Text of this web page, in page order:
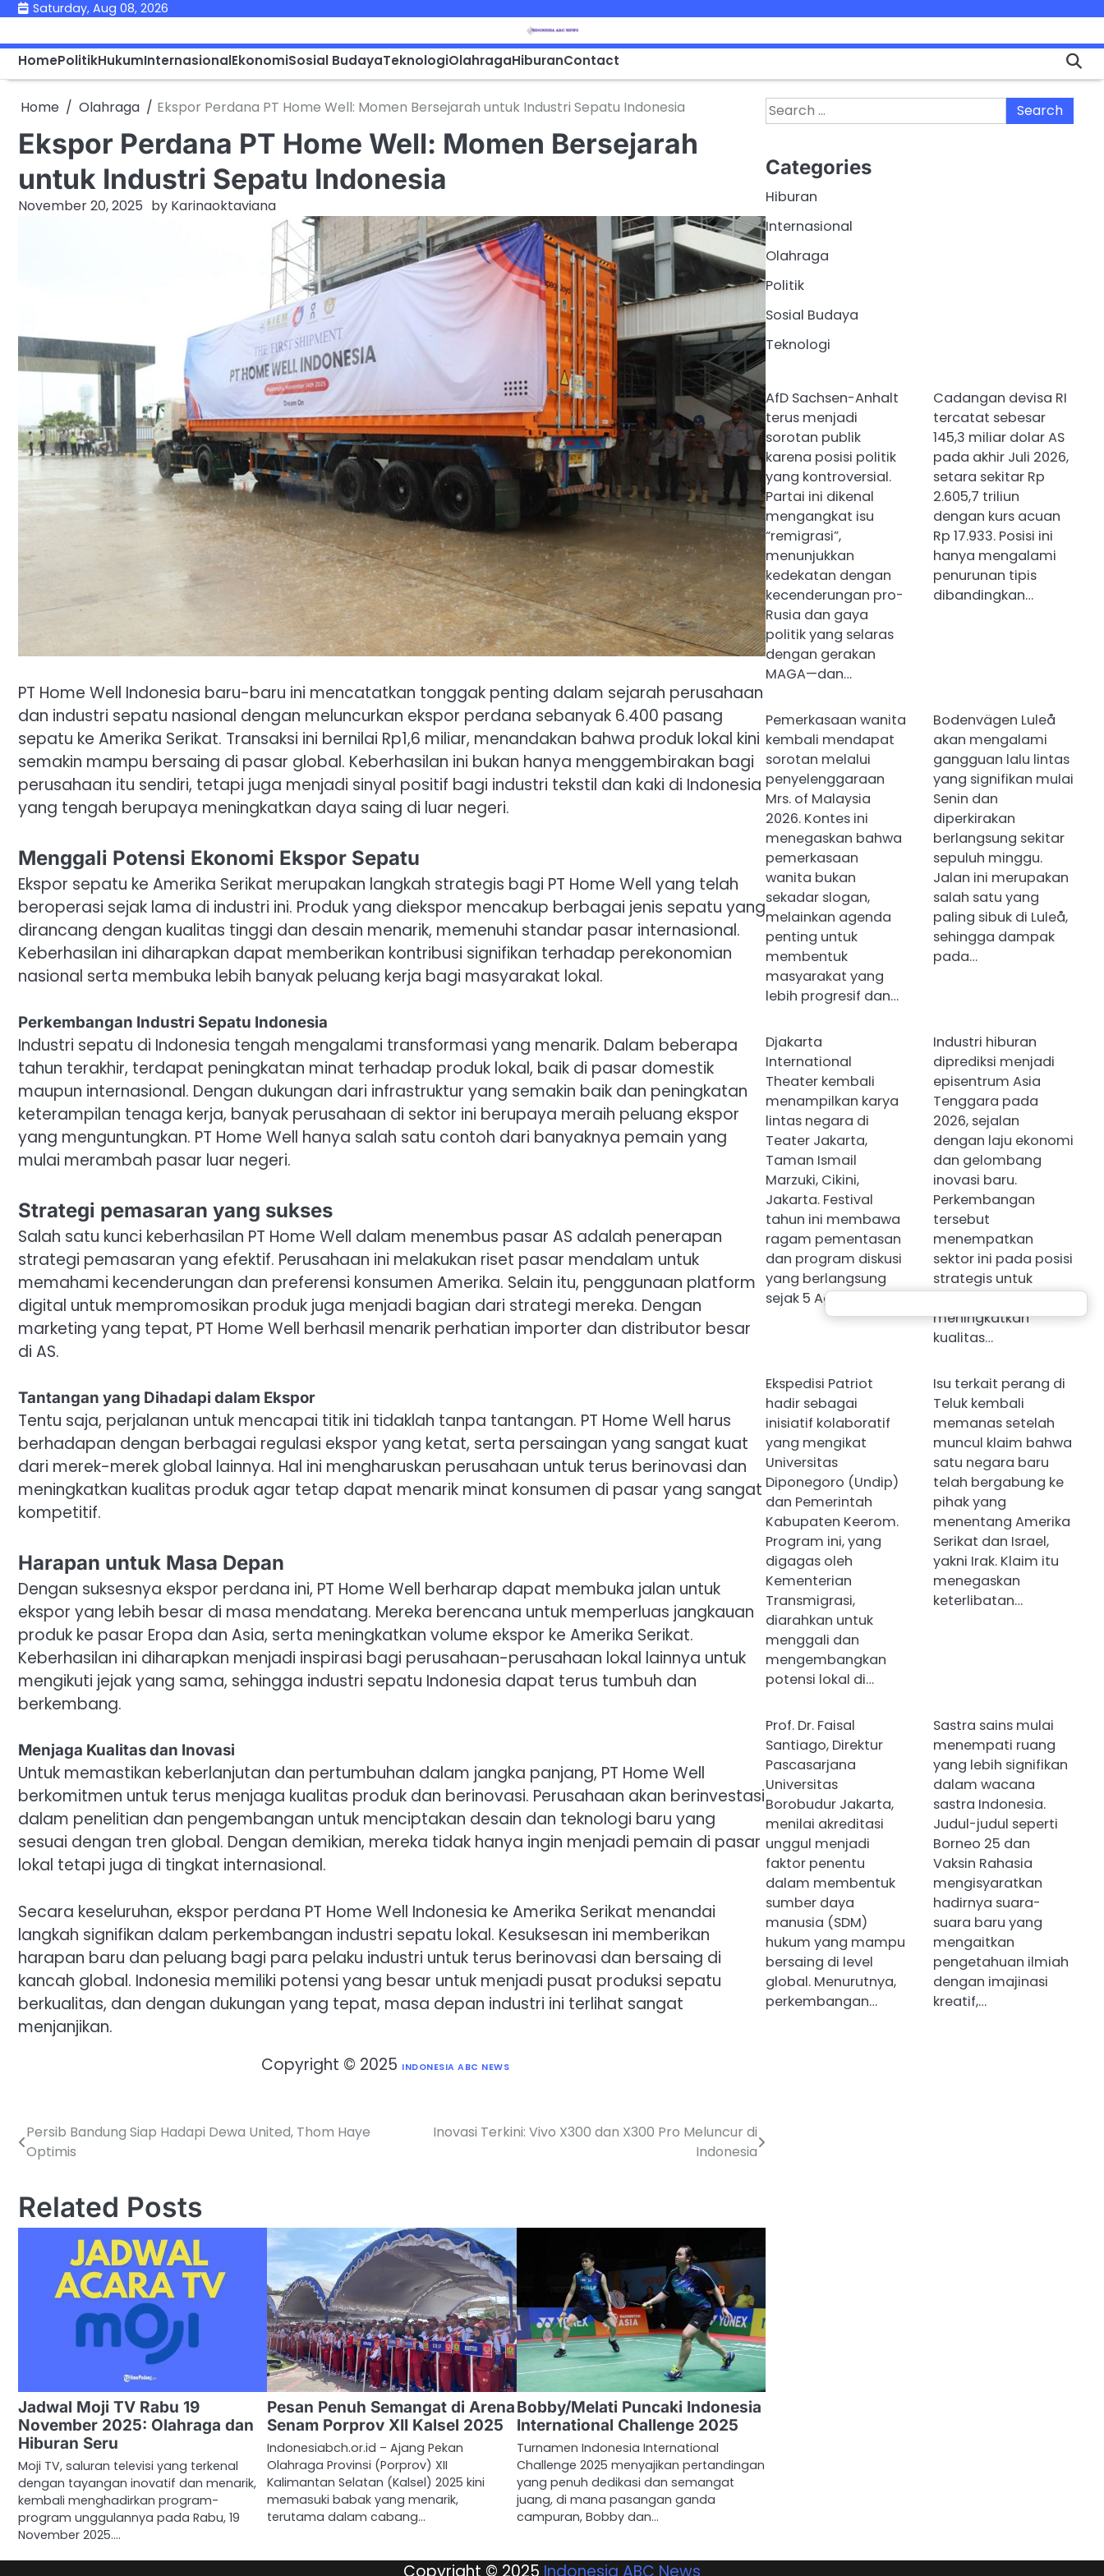
Skip
content
Saturday, Aug 08, 2026
HomePolitikHukumInternasionalEkonomiSosial BudayaTeknologiOlahragaHiburanContact
Home Olahraga Ekspor Perdana PT Home Well: Momen Bersejarah untuk Industri Sepatu Indonesia
Ekspor Perdana PT Home Well: Momen Bersejarah
untuk Industri Sepatu Indonesia
November 20, 2025 by Karinaoktaviana
PT Home Well Indonesia baru-baru ini mencatatkan tonggak penting dalam sejarah perusahaan
dan industri sepatu nasional dengan meluncurkan ekspor perdana sebanyak 6.400 pasang
sepatu ke Amerika Serikat. Transaksi ini bernilai Rp1,6 miliar, menandakan bahwa produk lokal kini
semakin mampu bersaing di pasar global. Keberhasilan ini bukan hanya menggembirakan bagi
perusahaan itu sendiri, tetapi juga menjadi sinyal positif bagi industri tekstil dan kaki di Indonesia
yang tengah berupaya meningkatkan daya saing di luar negeri.
Menggali Potensi Ekonomi Ekspor Sepatu
Ekspor sepatu ke Amerika Serikat merupakan langkah strategis bagi PT Home Well yang telah
beroperasi sejak lama di industri ini. Produk yang diekspor mencakup berbagai jenis sepatu yang
dirancang dengan kualitas tinggi dan desain menarik, memenuhi standar pasar internasional.
Keberhasilan ini diharapkan dapat memberikan kontribusi signifikan terhadap perekonomian
nasional serta membuka lebih banyak peluang kerja bagi masyarakat lokal.
Perkembangan Industri Sepatu Indonesia
Industri sepatu di Indonesia tengah mengalami transformasi yang menarik. Dalam beberapa
tahun terakhir, terdapat peningkatan minat terhadap produk lokal, baik di pasar domestik
maupun internasional. Dengan dukungan dari infrastruktur yang semakin baik dan peningkatan
keterampilan tenaga kerja, banyak perusahaan di sektor ini berupaya meraih peluang ekspor
yang menguntungkan. PT Home Well hanya salah satu contoh dari banyaknya pemain yang
mulai merambah pasar luar negeri.
Strategi pemasaran yang sukses
Salah satu kunci keberhasilan PT Home Well dalam menembus pasar AS adalah penerapan
strategi pemasaran yang efektif. Perusahaan ini melakukan riset pasar mendalam untuk
memahami kecenderungan dan preferensi konsumen Amerika. Selain itu, penggunaan platform
digital untuk mempromosikan produk juga menjadi bagian dari strategi mereka. Dengan
marketing yang tepat, PT Home Well berhasil menarik perhatian importer dan distributor besar
di AS.
Tantangan yang Dihadapi dalam Ekspor
Tentu saja, perjalanan untuk mencapai titik ini tidaklah tanpa tantangan. PT Home Well harus
berhadapan dengan berbagai regulasi ekspor yang ketat, serta persaingan yang sangat kuat
dari merek-merek global lainnya. Hal ini mengharuskan perusahaan untuk terus berinovasi dan
meningkatkan kualitas produk agar tetap dapat menarik minat konsumen di pasar yang sangat
kompetitif.
Harapan untuk Masa Depan
Dengan suksesnya ekspor perdana ini, PT Home Well berharap dapat membuka jalan untuk
ekspor yang lebih besar di masa mendatang. Mereka berencana untuk memperluas jangkauan
produk ke pasar Eropa dan Asia, serta meningkatkan volume ekspor ke Amerika Serikat.
Keberhasilan ini diharapkan menjadi inspirasi bagi perusahaan-perusahaan lokal lainnya untuk
mengikuti jejak yang sama, sehingga industri sepatu Indonesia dapat terus tumbuh dan
berkembang.
Menjaga Kualitas dan Inovasi
Untuk memastikan keberlanjutan dan pertumbuhan dalam jangka panjang, PT Home Well
berkomitmen untuk terus menjaga kualitas produk dan berinovasi. Perusahaan akan berinvestasi
dalam penelitian dan pengembangan untuk menciptakan desain dan teknologi baru yang
sesuai dengan tren global. Dengan demikian, mereka tidak hanya ingin menjadi pemain di pasar
lokal tetapi juga di tingkat internasional.
Secara keseluruhan, ekspor perdana PT Home Well Indonesia ke Amerika Serikat menandai
langkah signifikan dalam perkembangan industri sepatu lokal. Kesuksesan ini memberikan
harapan baru dan peluang bagi para pelaku industri untuk terus berinovasi dan bersaing di
kancah global. Indonesia memiliki potensi yang besar untuk menjadi pusat produksi sepatu
berkualitas, dan dengan dukungan yang tepat, masa depan industri ini terlihat sangat
menjanjikan.
Copyright © 2025 INDONESIA ABC NEWS
Post
navigation
Persib Bandung Siap Hadapi Dewa United, Thom Haye
Optimis
Inovasi Terkini: Vivo X300 dan X300 Pro Meluncur di
Indonesia
Related Posts
Jadwal Moji TV Rabu 19
November 2025: Olahraga dan
Hiburan Seru
Moji TV, saluran televisi yang terkenal
dengan tayangan inovatif dan menarik,
kembali menghadirkan program-
program unggulannya pada Rabu, 19
November 2025.…
Pesan Penuh Semangat di Arena
Senam Porprov XII Kalsel 2025
Indonesiabch.or.id – Ajang Pekan
Olahraga Provinsi (Porprov) XII
Kalimantan Selatan (Kalsel) 2025 kini
memasuki babak yang menarik,
terutama dalam cabang…
Bobby/Melati Puncaki Indonesia
International Challenge 2025
Turnamen Indonesia International
Challenge 2025 menyajikan pertandingan
yang penuh dedikasi dan semangat
juang, di mana pasangan ganda
campuran, Bobby dan…
Search
for:
Categories
Hiburan
Internasional
Olahraga
Politik
Sosial Budaya
Teknologi
AfD Sachsen-Anhalt
terus menjadi
sorotan publik
karena posisi politik
yang kontroversial.
Partai ini dikenal
mengangkat isu
“remigrasi”,
menunjukkan
kedekatan dengan
kecenderungan pro-
Rusia dan gaya
politik yang selaras
dengan gerakan
MAGA—dan…
Cadangan devisa RI
tercatat sebesar
145,3 miliar dolar AS
pada akhir Juli 2026,
setara sekitar Rp
2.605,7 triliun
dengan kurs acuan
Rp 17.933. Posisi ini
hanya mengalami
penurunan tipis
dibandingkan…
Pemerkasaan wanita
kembali mendapat
sorotan melalui
penyelenggaraan
Mrs. of Malaysia
2026. Kontes ini
menegaskan bahwa
pemerkasaan
wanita bukan
sekadar slogan,
melainkan agenda
penting untuk
membentuk
masyarakat yang
lebih progresif dan…
Bodenvägen Luleå
akan mengalami
gangguan lalu lintas
yang signifikan mulai
Senin dan
diperkirakan
berlangsung sekitar
sepuluh minggu.
Jalan ini merupakan
salah satu yang
paling sibuk di Luleå,
sehingga dampak
pada…
Djakarta
International
Theater kembali
menampilkan karya
lintas negara di
Teater Jakarta,
Taman Ismail
Marzuki, Cikini,
Jakarta. Festival
tahun ini membawa
ragam pementasan
dan program diskusi
yang berlangsung
sejak 5 Agustus…
Industri hiburan
diprediksi menjadi
episentrum Asia
Tenggara pada
2026, sejalan
dengan laju ekonomi
dan gelombang
inovasi baru.
Perkembangan
tersebut
menempatkan
sektor ini pada posisi
strategis untuk
meningkatkan
kualitas…
Ekspedisi Patriot
hadir sebagai
inisiatif kolaboratif
yang mengikat
Universitas
Diponegoro (Undip)
dan Pemerintah
Kabupaten Keerom.
Program ini, yang
digagas oleh
Kementerian
Transmigrasi,
diarahkan untuk
menggali dan
mengembangkan
potensi lokal di…
Isu terkait perang di
Teluk kembali
memanas setelah
muncul klaim bahwa
satu negara baru
telah bergabung ke
pihak yang
menentang Amerika
Serikat dan Israel,
yakni Irak. Klaim itu
menegaskan
keterlibatan…
Prof. Dr. Faisal
Santiago, Direktur
Pascasarjana
Universitas
Borobudur Jakarta,
menilai akreditasi
unggul menjadi
faktor penentu
dalam membentuk
sumber daya
manusia (SDM)
hukum yang mampu
bersaing di level
global. Menurutnya,
perkembangan…
Sastra sains mulai
menempati ruang
yang lebih signifikan
dalam wacana
sastra Indonesia.
Judul-judul seperti
Borneo 25 dan
Vaksin Rahasia
mengisyaratkan
hadirnya suara-
suara baru yang
mengaitkan
pengetahuan ilmiah
dengan imajinasi
kreatif,…
Copyright © 2025 Indonesia ABC News